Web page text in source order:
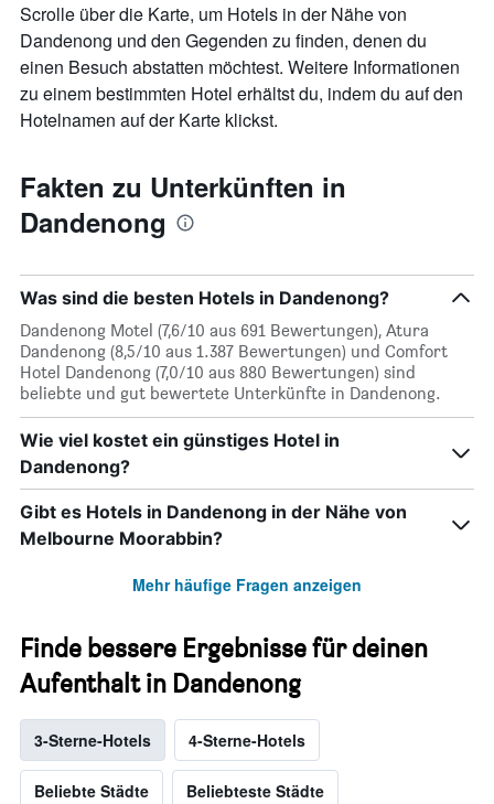
Scrolle über die Karte, um Hotels in der Nähe von
Dandenong und den Gegenden zu finden, denen du
einen Besuch abstatten möchtest. Weitere Informationen
zu einem bestimmten Hotel erhältst du, indem du auf den
Hotelnamen auf der Karte klickst.
Fakten zu Unterkünften in
Dandenong
Was sind die besten Hotels in Dandenong?
Dandenong Motel (7,6/10 aus 691 Bewertungen), Atura
Dandenong (8,5/10 aus 1.387 Bewertungen) und Comfort
Hotel Dandenong (7,0/10 aus 880 Bewertungen) sind
beliebte und gut bewertete Unterkünfte in Dandenong.
Wie viel kostet ein günstiges Hotel in
Dandenong?
Gibt es Hotels in Dandenong in der Nähe von
Melbourne Moorabbin?
Mehr häufige Fragen anzeigen
Finde bessere Ergebnisse für deinen
Aufenthalt in Dandenong
3-Sterne-Hotels 4-Sterne-Hotels
Beliebte Städte Beliebteste Städte